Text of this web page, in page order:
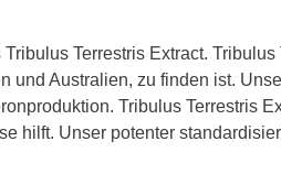
Terrestris Extract.
Australien, zu finden ist.
Tribulus Terrestris
hilft. Unser potenter